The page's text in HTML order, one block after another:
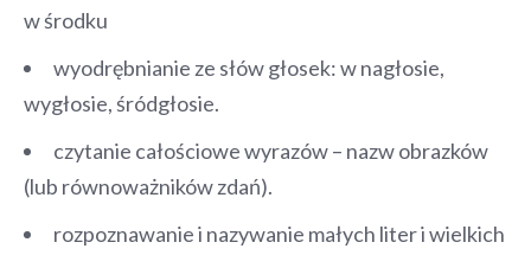
w środku
wyodrębnianie ze słów głosek: w nagłosie,
wygłosie, śródgłosie.
czytanie całościowe wyrazów – nazw obrazków
(lub równoważników zdań).
rozpoznawanie i nazywanie małych liter i wielkich